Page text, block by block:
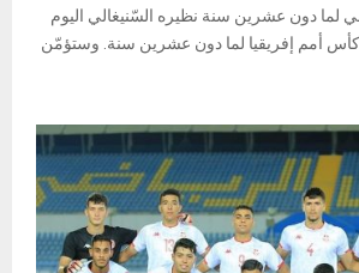
لما دون عشرين سنة نظيره السّنيغالي اليوم
أمم إفريقيا لما دون عشرين سنة. وستؤمّن